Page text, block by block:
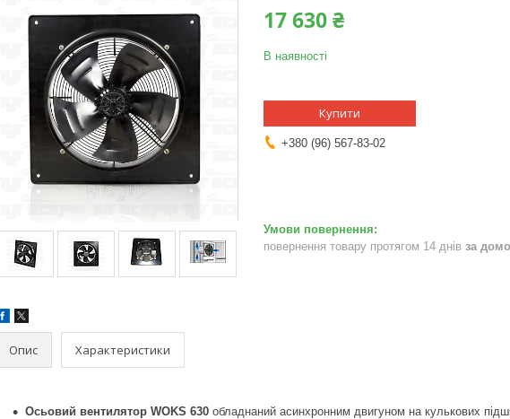
17 630 ₴
В наявності
Купити
+380 (96) 567-83-02
повернення товару протягом 14 днів за
Опис Характеристики
Осьовий вентилятор WOKS 630 обладнаний асинхронним двигуном на кулькових